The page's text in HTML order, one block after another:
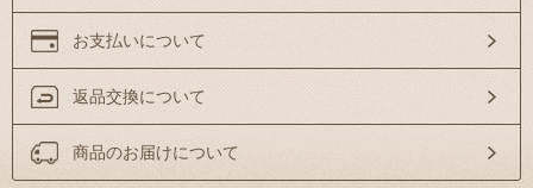
お支払いについて
返品交換について
商品のお届けについて